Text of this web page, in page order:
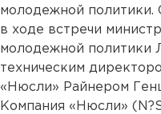
молодежной политики.
в ходе встречи
молодежной политики
техническим
«Нюсли» Райнером
Компания «Нюсли»